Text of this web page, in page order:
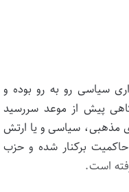
سیاسی رو به رو بوده و
پیش از موعد سررسید
مذهبی، سیاسی و یا ارتش
برکنار شده و حزب
است.